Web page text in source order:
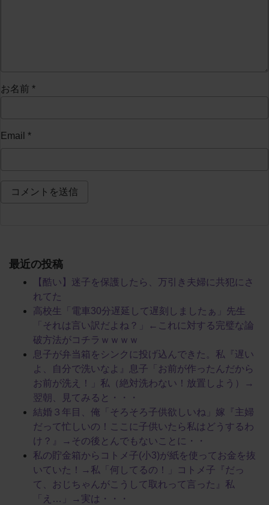
お名前 *
Email *
最近の投稿
【酷い】迷子を保護したら、万引き夫婦に共犯にさ
れてた
高校生「電車30分遅延して遅刻しましたぁ」先生
「それは言い訳だよね？」←これに対する完璧な論
破方法がコチラｗｗｗｗ
息子が弁当箱をシンクに投げ込んできた。私『遅い
よ、自分で洗いなよ』息子「お前が作ったんだから
お前が洗え！」私（絶対洗わない！放置しよう）→
翌朝、見てみると・・・
結婚３年目、俺「そろそろ子供欲しいね」嫁『主婦
だって忙しいの！ここに子供いたら私はどうするわ
け？』→その後とんでもないことに・・
私の貯金箱からコトメ子(小3)が紙を使ってお金を抜
いていた！→私「何してるの！」コトメ子『だっ
て、おじちゃんがこうして取れって言った』私
「え…」→実は・・・